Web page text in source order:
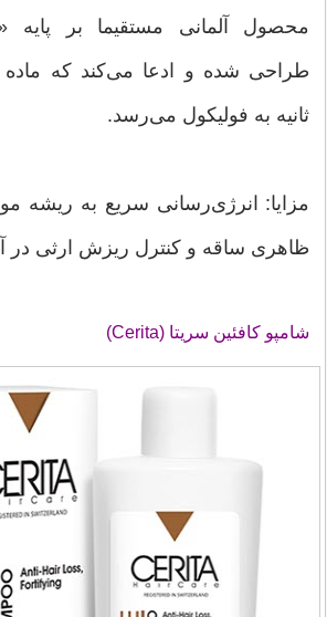
محصول آلمانی مستقیما بر پایه
ثانیه به فولیکول می‌رسد.
مزایا: انرژی‌رسانی سریع به ریشه
ظاهری ساقه و کنترل ریزش ارثی در
شامپو کافئین سریتا (Cerita)